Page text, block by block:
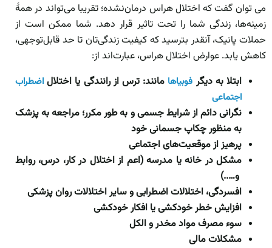
می توان گفت که اختلال هراس درمان‌نشده؛ تقریبا می‌تواند در همۀ
زمینه‌ها، زندگی شما را تحت تاثیر قرار دهد. شما ممکن است از
حملات پانیک، آنقدر بترسید که کیفیت زندگی‌تان تا حد قابل‌توجهی،
کاهش یابد. عوارض اختلال هراس، عبارت‌اند از:
ابتلا به دیگر فوبیاها مانند: ترس از رانندگی یا اختلال اضطراب
اجتماعی
نگرانی دائم از شرایط جسمی و به طور مکرر؛ مراجعه به پزشک
به منظور چکاپ جسمانی خود
پرهیز از موقعیت‌های اجتماعی
مشکل در خانه یا مدرسه (اعم از اختلال در کار، درس، روابط
و…..)
افسردگی، اختلالات اضطرابی و سایر اختلالات روان پزشکی
افزایش خطر خودکشی یا افکار خودکشی
سوء مصرف مواد مخدر و الکل
مشکلات مالی